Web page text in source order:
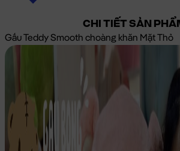
CHI TIẾT SẢN
Gấu Teddy Smooth choàng khăn Mặt Thỏ